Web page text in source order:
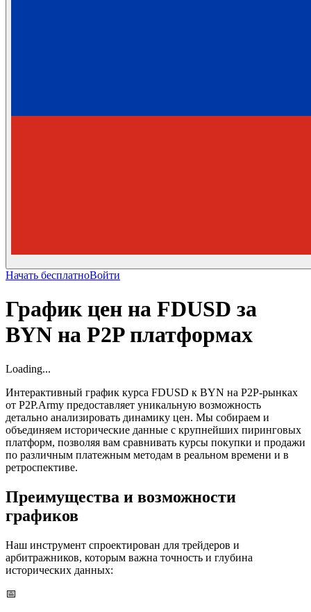
Начать бесплатноВойти
График цен на FDUSD за
BYN на P2P платформах
Loading...
Интерактивный график курса FDUSD к BYN на P2P-рынках
от P2P.Army предоставляет уникальную возможность
детально анализировать динамику цен. Мы собираем и
объединяем исторические данные с крупнейших пиринговых
платформ, позволяя вам сравнивать курсы покупки и продажи
по различным платежным методам в реальном времени и в
ретроспективе.
Преимущества и возможности
графиков
Наш инструмент спроектирован для трейдеров и
арбитражников, которым важна точность и глубина
исторических данных:
📅